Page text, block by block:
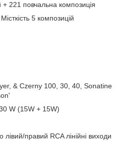
221 повчальна композиція
5 композицій
& Czerny 100, 30, 40, Sonatine
W (15W + 15W)
правий RCA лінійні виходи